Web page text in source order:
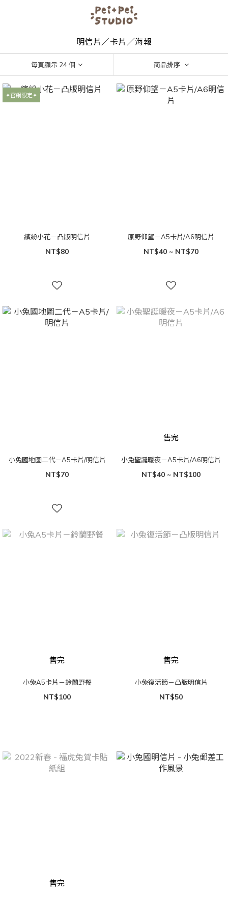
明信片／卡片／海報
每頁顯示 24 個 商品排序
✦官網限定✦
繽紛小花－凸版明信片
NT$80
原野仰望－A5卡片/A6明信片
NT$40 ~ NT$70
小兔國地圖二代－A5卡片/明信片
NT$70
售完
小兔聖誕暖夜－A5卡片/A6明信片
NT$40 ~ NT$100
售完
小兔A5卡片－鈴蘭野餐
NT$100
售完
小兔復活節－凸版明信片
NT$50
售完